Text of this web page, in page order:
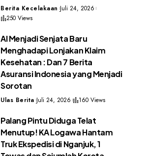
Berita Kecelakaan Juli 24, 2026
250 Views
AI Menjadi Senjata Baru
Menghadapi Lonjakan Klaim
Kesehatan : Dan 7 Berita
Asuransi Indonesia yang Menjadi
Sorotan
Ulas Berita Juli 24, 2026 160 Views
Palang Pintu Diduga Telat
Menutup! KA Logawa Hantam
Truk Ekspedisi di Nganjuk, 1